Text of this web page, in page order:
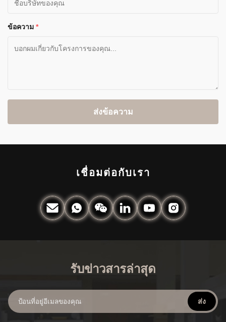
ข้อความ *
ส่งข้อความ
เชื่อมต่อกับเรา
รับข่าวสารล่าสุด
ส่ง